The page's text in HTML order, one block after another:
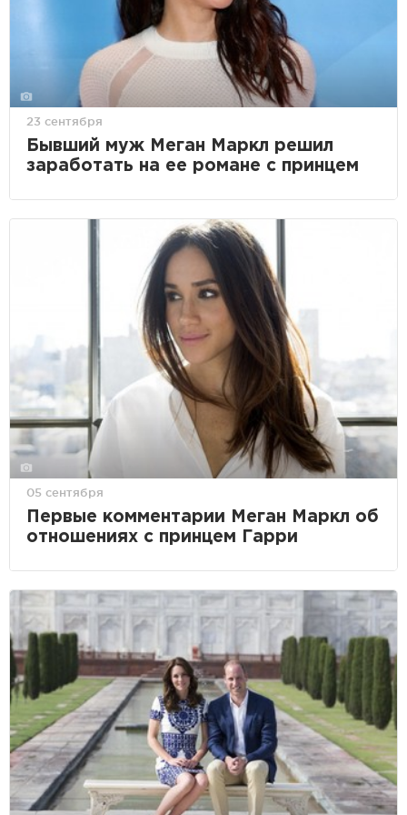
23 сентября
Бывший муж Меган Маркл решил
заработать на ее романе с принцем
05 сентября
Первые комментарии Меган Маркл об
отношениях с принцем Гарри